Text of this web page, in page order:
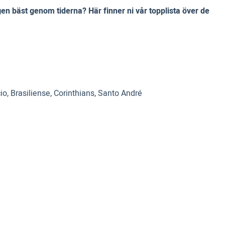
bäst genom tiderna? Här finner ni vår topplista över de
Brasiliense, Corinthians, Santo André